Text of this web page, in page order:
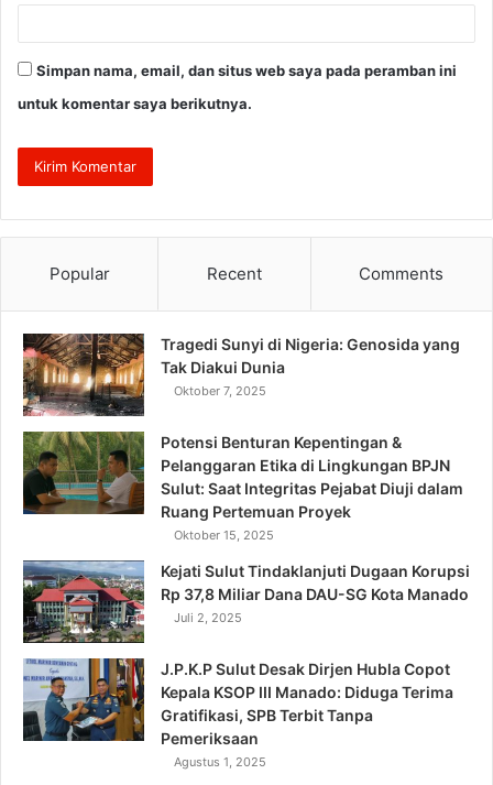
Simpan nama, email, dan situs web saya pada peramban ini
untuk komentar saya berikutnya.
Popular Recent Comments
Tragedi Sunyi di Nigeria: Genosida yang
Tak Diakui Dunia
Oktober 7, 2025
Potensi Benturan Kepentingan &
Pelanggaran Etika di Lingkungan BPJN
Sulut: Saat Integritas Pejabat Diuji dalam
Ruang Pertemuan Proyek
Oktober 15, 2025
Kejati Sulut Tindaklanjuti Dugaan Korupsi
Rp 37,8 Miliar Dana DAU-SG Kota Manado
Juli 2, 2025
J.P.K.P Sulut Desak Dirjen Hubla Copot
Kepala KSOP III Manado: Diduga Terima
Gratifikasi, SPB Terbit Tanpa
Pemeriksaan
Agustus 1, 2025